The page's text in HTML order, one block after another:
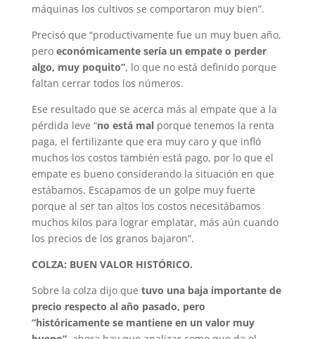
máquinas los cultivos se comportaron muy bien”.
Precisó que “productivamente fue un muy buen año,
pero económicamente sería un empate o perder
algo, muy poquito”, lo que no está definido porque
faltan cerrar todos los números.
Ese resultado que se acerca más al empate que a la
pérdida leve “no está malporque tenemos la renta
paga, el fertilizante que era muy caro y que infló
muchos los costos también está pago, por lo que el
empate es bueno considerando la situación en que
estábamos. Escapamos de un golpe muy fuerte
porque al ser tan altos los costos necesitábamos
muchos kilos para lograr emplatar, más aún cuando
los precios de los granos bajaron”.
COLZA: BUEN VALOR HISTÓRICO.
Sobre la colza dijo que tuvo una baja importante de
precio respecto al año pasado, pero
“históricamente se mantiene en un valor muy